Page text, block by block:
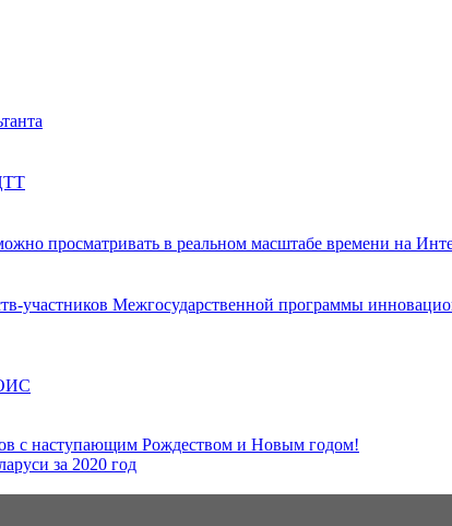
просматривать в реальном масштабе времени на
участников Межгосударственной программы
с наступающим Рождеством и Новым годом!
за 2020 год